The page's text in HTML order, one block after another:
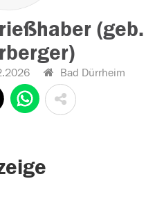
(geb.
Bad Dürrheim